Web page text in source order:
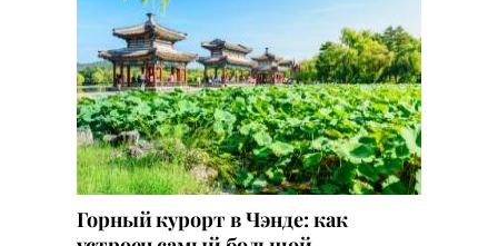
Горный курорт в Чэнде: как